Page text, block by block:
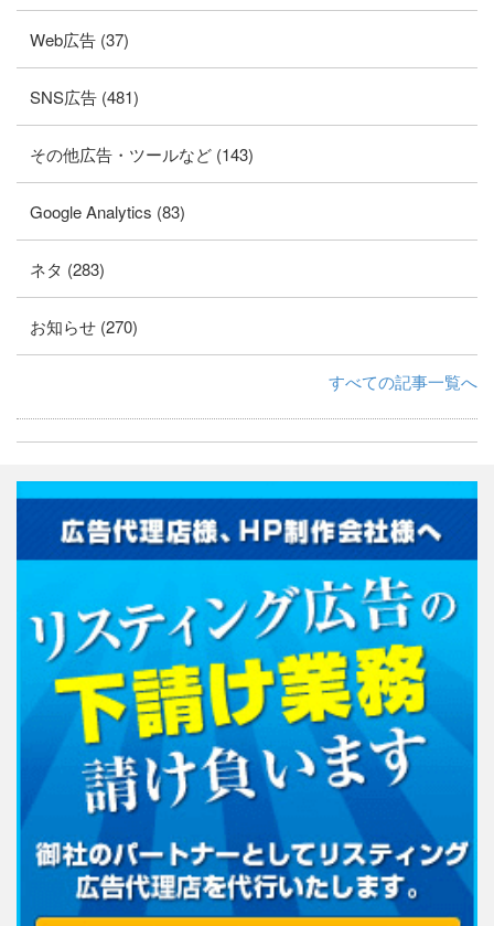
Web広告 (37)
SNS広告 (481)
その他広告・ツールなど (143)
Google Analytics (83)
ネタ (283)
お知らせ (270)
すべての記事一覧へ